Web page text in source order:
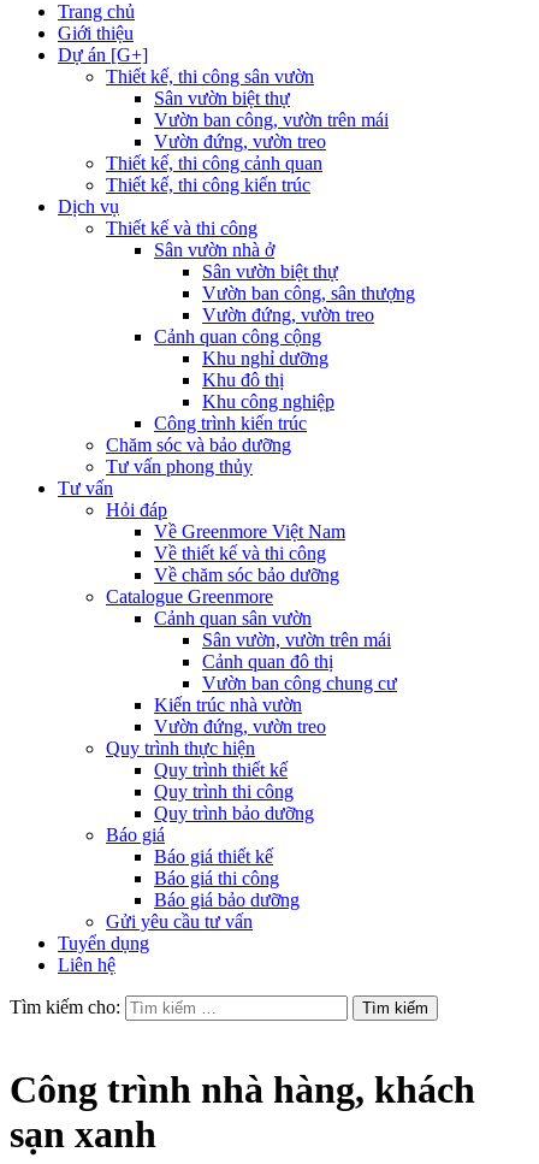
Trang chủ
Giới thiệu
Dự án [G+]
Thiết kế, thi công sân vườn
Sân vườn biệt thự
Vườn ban công, vườn trên mái
Vườn đứng, vườn treo
Thiết kế, thi công cảnh quan
Thiết kế, thi công kiến trúc
Dịch vụ
Thiết kế và thi công
Sân vườn nhà ở
Sân vườn biệt thự
Vườn ban công, sân thượng
Vườn đứng, vườn treo
Cảnh quan công cộng
Khu nghỉ dưỡng
Khu đô thị
Khu công nghiệp
Công trình kiến trúc
Chăm sóc và bảo dưỡng
Tư vấn phong thủy
Tư vấn
Hỏi đáp
Về Greenmore Việt Nam
Về thiết kế và thi công
Về chăm sóc bảo dưỡng
Catalogue Greenmore
Cảnh quan sân vườn
Sân vườn, vườn trên mái
Cảnh quan đô thị
Vườn ban công chung cư
Kiến trúc nhà vườn
Vườn đứng, vườn treo
Quy trình thực hiện
Quy trình thiết kế
Quy trình thi công
Quy trình bảo dưỡng
Báo giá
Báo giá thiết kế
Báo giá thi công
Báo giá bảo dưỡng
Gửi yêu cầu tư vấn
Tuyển dụng
Liên hệ
Tìm kiếm cho:
Công trình nhà hàng, khách
sạn xanh